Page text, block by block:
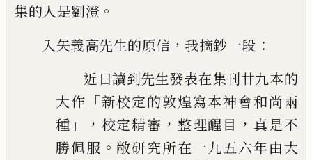
集的人是劉澄 。
入矢義高先生的原信 ， 我摘鈔一段 ：
近日讀到先生發表在集刊廿九本的
大作 「新校定的敦煌寫本神會和尚兩
種 」， 校定精審 ， 整理醒目 ， 真是不
勝佩服 。 敝研究所在一九五六年由大